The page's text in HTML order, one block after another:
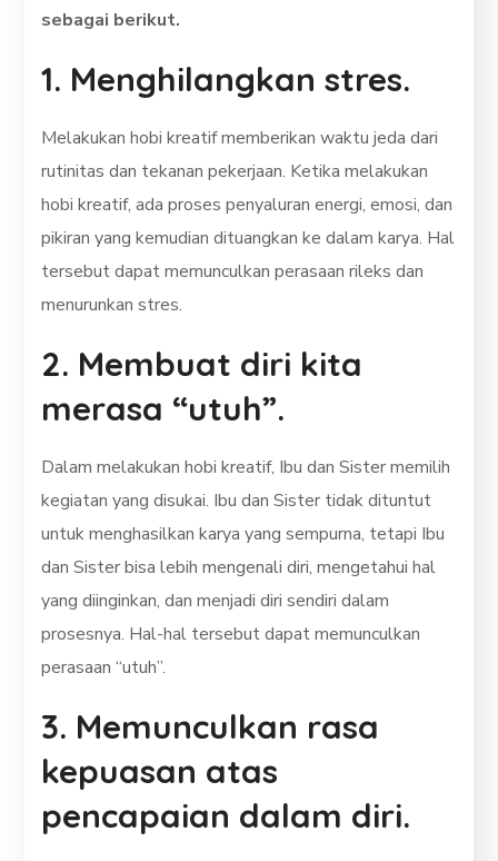
sebagai berikut.
1. Menghilangkan stres.
Melakukan hobi kreatif memberikan waktu jeda dari
rutinitas dan tekanan pekerjaan. Ketika melakukan
hobi kreatif, ada proses penyaluran energi, emosi, dan
pikiran yang kemudian dituangkan ke dalam karya. Hal
tersebut dapat memunculkan perasaan rileks dan
menurunkan stres.
2. Membuat diri kita
merasa “utuh”.
Dalam melakukan hobi kreatif, Ibu dan Sister memilih
kegiatan yang disukai. Ibu dan Sister tidak dituntut
untuk menghasilkan karya yang sempurna, tetapi Ibu
dan Sister bisa lebih mengenali diri, mengetahui hal
yang diinginkan, dan menjadi diri sendiri dalam
prosesnya. Hal-hal tersebut dapat memunculkan
perasaan “utuh”.
3. Memunculkan rasa
kepuasan atas
pencapaian dalam diri.